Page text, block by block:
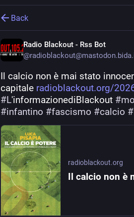
Back
Radio Blackout - Rss Bot
@
Il calcio non è mai stato
capitale radioblackout.org/
#L'informazionediBlackout #
#infantino #fascismo #calcio #
radioblackout.org